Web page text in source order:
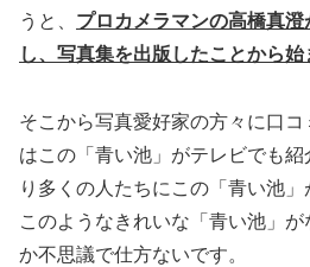
うと、 プロカメラマンの高橋真
し、写真集を出版したことから始
そこから写真愛好家の方々に口
はこの「青い池」がテレビでも
り多くの人たちにこの「青い池」
このようなきれいな「青い池」
か不思議で仕方ないです。